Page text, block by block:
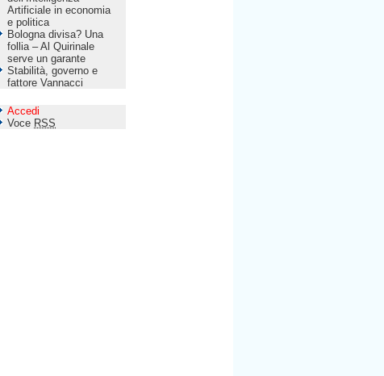
Artificiale in economia
e politica
Bologna divisa? Una
follia – Al Quirinale
serve un garante
Stabilità, governo e
fattore Vannacci
Accedi
Voce RSS